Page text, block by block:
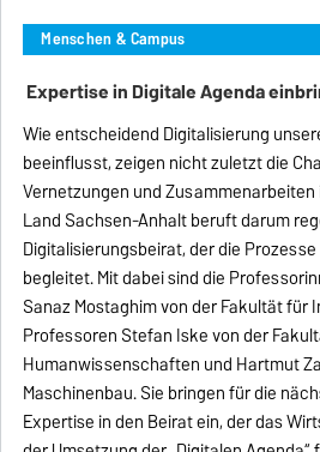
Menschen & Campus
Expertise in Digitale Agenda
Wie entscheidend Digitalisierung
beeinflusst, zeigen nicht zuletzt die
Vernetzungen und Zusammenarbeiten
Land Sachsen-Anhalt beruft darum
Digitalisierungsbeirat, der die
begleitet. Mit dabei sind die
Sanaz Mostaghim von der Fakultät für
Professoren Stefan Iske von der
Humanwissenschaften und Hartmut
Maschinenbau. Sie bringen für die
Expertise in den Beirat ein, der das